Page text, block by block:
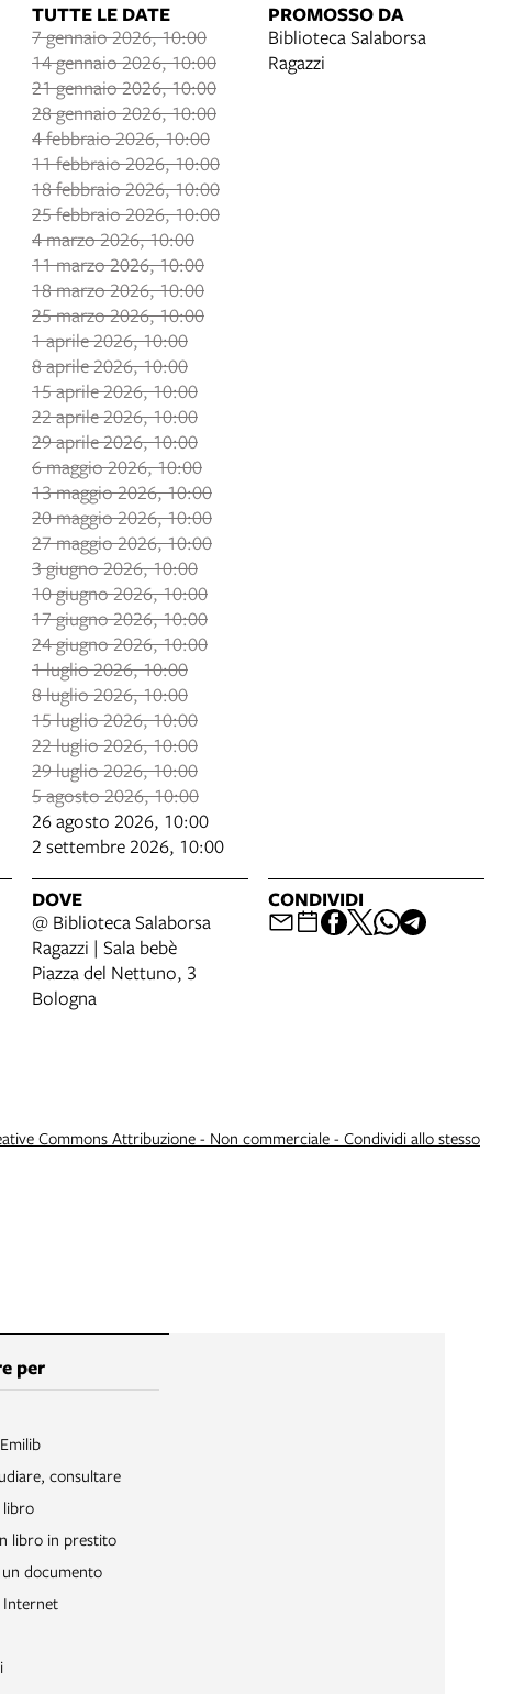
TUTTE LE DATE
7 gennaio 2026, 10:00
14 gennaio 2026, 10:00
21 gennaio 2026, 10:00
28 gennaio 2026, 10:00
4 febbraio 2026, 10:00
11 febbraio 2026, 10:00
18 febbraio 2026, 10:00
25 febbraio 2026, 10:00
4 marzo 2026, 10:00
11 marzo 2026, 10:00
18 marzo 2026, 10:00
25 marzo 2026, 10:00
1 aprile 2026, 10:00
8 aprile 2026, 10:00
15 aprile 2026, 10:00
22 aprile 2026, 10:00
29 aprile 2026, 10:00
6 maggio 2026, 10:00
13 maggio 2026, 10:00
20 maggio 2026, 10:00
27 maggio 2026, 10:00
3 giugno 2026, 10:00
10 giugno 2026, 10:00
17 giugno 2026, 10:00
24 giugno 2026, 10:00
1 luglio 2026, 10:00
8 luglio 2026, 10:00
15 luglio 2026, 10:00
22 luglio 2026, 10:00
29 luglio 2026, 10:00
5 agosto 2026, 10:00
26 agosto 2026, 10:00
2 settembre 2026, 10:00
PROMOSSO DA
Biblioteca Salaborsa
Ragazzi
DOVE
@ Biblioteca Salaborsa
Ragazzi | Sala bebè
Piazza del Nettuno, 3
Bologna
CONDIVIDI
Commons Attribuzione - Non commerciale - Condividi allo stesso
per
consultare
libro
libro in prestito
documento
Internet